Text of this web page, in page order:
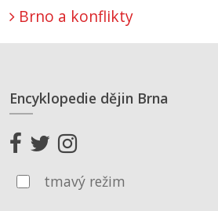
Brno a konflikty
Encyklopedie dějin Brna
tmavý režim